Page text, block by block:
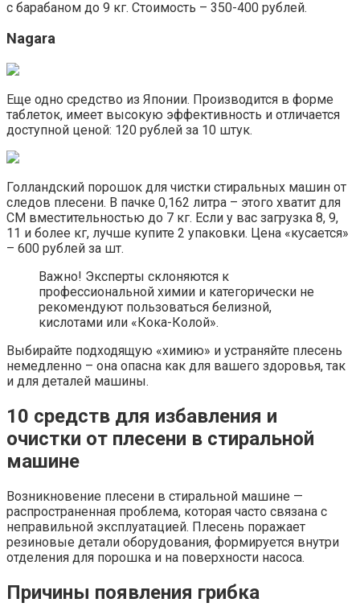
с барабаном до 9 кг. Стоимость – 350-400 рублей.
Nagara
Еще одно средство из Японии. Производится в форме
таблеток, имеет высокую эффективность и отличается
доступной ценой: 120 рублей за 10 штук.
Голландский порошок для чистки стиральных машин от
следов плесени. В пачке 0,162 литра – этого хватит для
СМ вместительностью до 7 кг. Если у вас загрузка 8, 9,
11 и более кг, лучше купите 2 упаковки. Цена «кусается»
– 600 рублей за шт.
Важно! Эксперты склоняются к
профессиональной химии и категорически не
рекомендуют пользоваться белизной,
кислотами или «Кока-Колой».
Выбирайте подходящую «химию» и устраняйте плесень
немедленно – она опасна как для вашего здоровья, так
и для деталей машины.
10 средств для избавления и
очистки от плесени в стиральной
машине
Возникновение плесени в стиральной машине —
распространенная проблема, которая часто связана с
неправильной эксплуатацией. Плесень поражает
резиновые детали оборудования, формируется внутри
отделения для порошка и на поверхности насоса.
Причины появления грибка